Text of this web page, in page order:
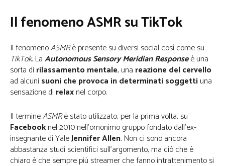
Il fenomeno ASMR su TikTok
Il fenomenoASMRè presente su diversi social così come su
TikTok. LaAutonomous Sensory Meridian Responseè una
sorta di rilassamento mentale, una reazione del cervello
ad alcuni suoni che provoca in determinati soggettiuna
sensazione di relaxnel corpo.
Il termineASMRè stato utilizzato, per la prima volta, su
Facebooknel 2010 nell’omonimo gruppo fondato dall’ex-
insegnante di YaleJennifer Allen. Non ci sono ancora
abbastanza studi scientifici sull’argomento, ma ciò che è
chiaro è che sempre più streamer che fanno intrattenimento si